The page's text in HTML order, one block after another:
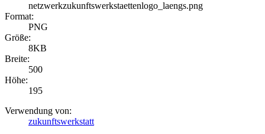
netzwerkzukunftswerkstaettenlogo_laengs.png
Format:
PNG
Größe:
8KB
Breite:
500
Höhe:
195
Verwendung von:
zukunftswerkstatt